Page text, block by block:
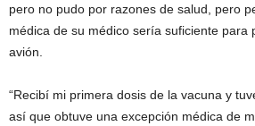
pero no pudo por razones de salud, pero
médica de su médico sería suficiente para
avión.
“Recibí mi primera dosis de la vacuna y
así que obtuve una excepción médica de